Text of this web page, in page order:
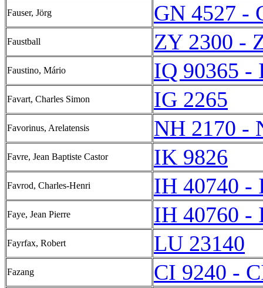
Fauser, Jörg GN 4527 -
Faustball ZY 2300 -
Faustino, Mário IQ 90365 -
Favart, Charles Simon IG 2265
Favorinus, Arelatensis NH 2170 -
Favre, Jean Baptiste Castor IK 9826
Favrod, Charles-Henri IH 40740 -
Faye, Jean Pierre IH 40760 -
Fayrfax, Robert LU 23140
Fazang CI 9240 -